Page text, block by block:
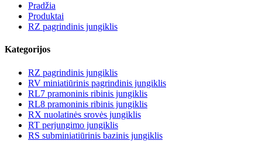
Pradžia
Produktai
RZ pagrindinis jungiklis
Kategorijos
RZ pagrindinis jungiklis
RV miniatiūrinis pagrindinis jungiklis
RL7 pramoninis ribinis jungiklis
RL8 pramoninis ribinis jungiklis
RX nuolatinės srovės jungiklis
RT perjungimo jungiklis
RS subminiatiūrinis bazinis jungiklis